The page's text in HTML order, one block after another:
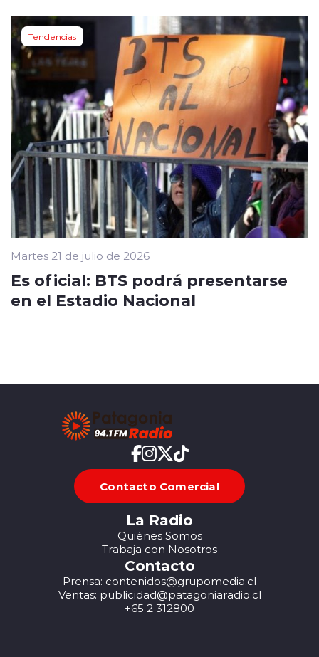
Tendencias
Martes 21 de julio de 2026
Es oficial: BTS podrá presentarse
en el Estadio Nacional
Contacto Comercial
La Radio
Quiénes Somos
Trabaja con Nosotros
Contacto
Prensa: contenidos@grupomedia.cl
Ventas: publicidad@patagoniaradio.cl
+65 2 312800